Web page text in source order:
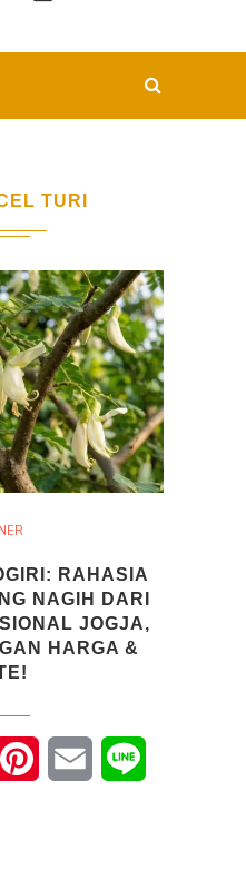
TURI
RAHASIA
NAGIH DARI
JOGJA,
HARGA &
PinterestEmail